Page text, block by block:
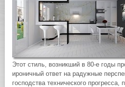
Этот стиль, возникший в 80-е годы
ироничный ответ на радужные
господства технического прогресса,